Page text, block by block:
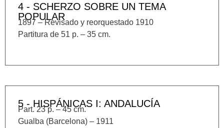
4 - SCHERZO SOBRE UN TEMA
POPULAR
1897 – Revisado y reorquestado 1910
Partitura de 51 p. – 35 cm.
5 - HISPÁNICAS I: ANDALUCÍA
Part. 23 p. – 45 cm.
Gualba (Barcelona) – 1911